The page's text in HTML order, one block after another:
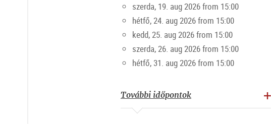
szerda, 19. aug 2026 from 15:00
hétfő, 24. aug 2026 from 15:00
kedd, 25. aug 2026 from 15:00
szerda, 26. aug 2026 from 15:00
hétfő, 31. aug 2026 from 15:00
További időpontok